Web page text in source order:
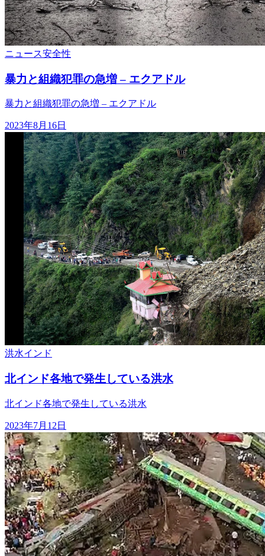
ニュース安全性
暴力と組織犯罪の急増 – エクアドル
暴力と組織犯罪の急増 – エクアドル
2023年8月16日
洪水インド
北インド各地で発生している洪水
北インド各地で発生している洪水
2023年7月12日